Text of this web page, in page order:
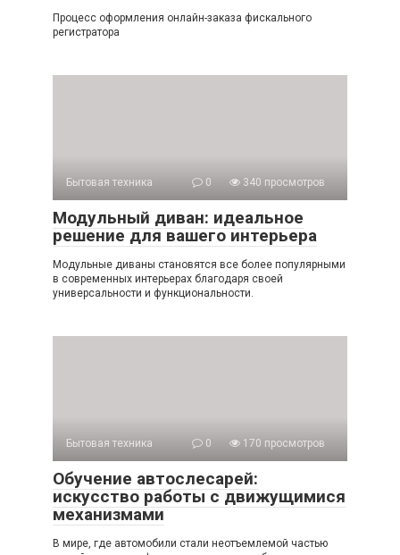
Процесс оформления онлайн-заказа фискального
регистратора
Бытовая техника 0 340 просмотров
Модульный диван: идеальное
решение для вашего интерьера
Модульные диваны становятся все более популярными
в современных интерьерах благодаря своей
универсальности и функциональности.
Бытовая техника 0 170 просмотров
Обучение автослесарей:
искусство работы с движущимися
механизмами
В мире, где автомобили стали неотъемлемой частью